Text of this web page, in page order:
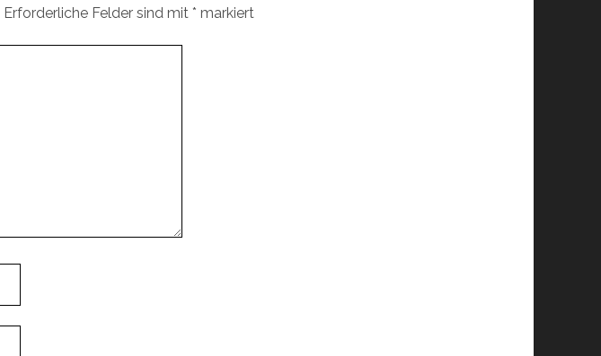
Erforderliche Felder sind mit * markiert